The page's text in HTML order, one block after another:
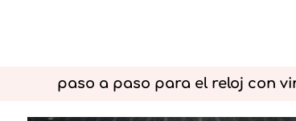
paso a paso para el reloj con